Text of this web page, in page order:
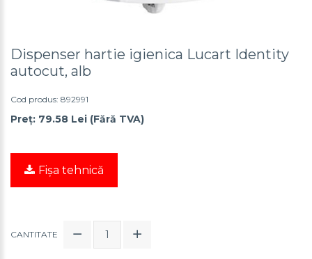
Dispenser hartie igienica Lucart Identity
autocut, alb
Cod produs: 892991
Preț: 79.58 Lei (Fără TVA)
Fișa tehnică
CANTITATE